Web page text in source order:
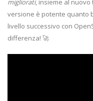
migliorati, insieme al nuovo
versione è potente quanto
livello successivo con
differenza! 🚀